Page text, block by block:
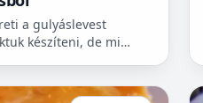
a gulyáslevest
készíteni, de mi